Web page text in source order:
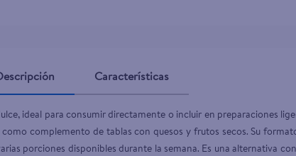
Características
ideal para consumir directamente o incluir en preparaciones
complemento de tablas con quesos y frutos secos. Su
porciones disponibles durante la semana. Es una alternativa